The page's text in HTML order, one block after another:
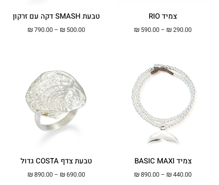
צמיד RIO
₪290.00
–
₪ 590.00 טווח מחירים: ⁦₪290.00⁩ עד ⁦₪590.00⁩
טבעת SMASH דקה עם זרקון
₪ 500.00
–
₪790.00 טווח מחירים: ⁦₪500.00⁩ עד
צמיד BASIC MAXI
₪440.00
–
₪890.00 טווח מחירים: ⁦₪440.00⁩ עד ⁦₪890.00⁩
טבעת צדף COSTA גדול
₪690.00
–
₪890.00 טווח מחירים: ⁦₪690.00⁩ עד